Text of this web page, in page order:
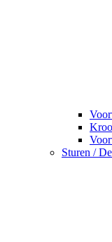
Sturen /